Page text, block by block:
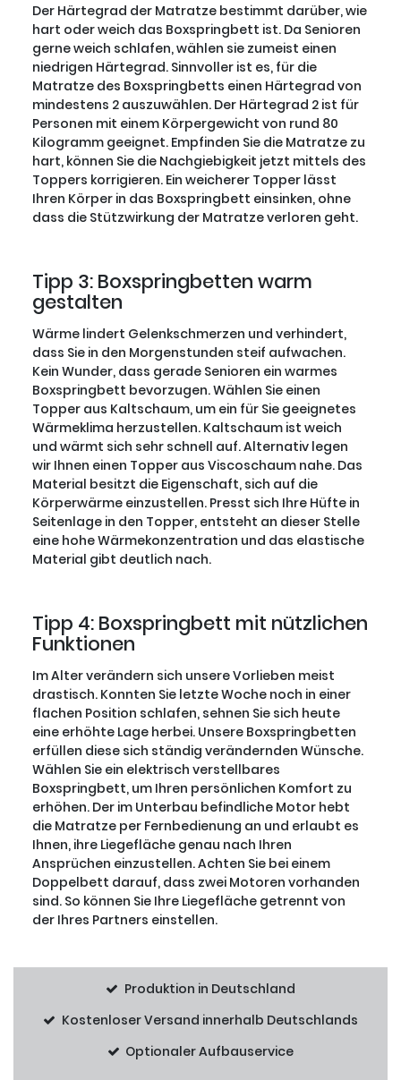
Der Härtegrad der Matratze bestimmt darüber, wie
hart oder weich das Boxspringbett ist. Da Senioren
gerne weich schlafen, wählen sie zumeist einen
niedrigen Härtegrad. Sinnvoller ist es, für die
Matratze des Boxspringbetts einen Härtegrad von
mindestens 2 auszuwählen. Der Härtegrad 2 ist für
Personen mit einem Körpergewicht von rund 80
Kilogramm geeignet. Empfinden Sie die Matratze zu
hart, können Sie die Nachgiebigkeit jetzt mittels des
Toppers korrigieren. Ein weicherer Topper lässt
Ihren Körper in das Boxspringbett einsinken, ohne
dass die Stützwirkung der Matratze verloren geht.
Tipp 3: Boxspringbetten warm
gestalten
Wärme lindert Gelenkschmerzen und verhindert,
dass Sie in den Morgenstunden steif aufwachen.
Kein Wunder, dass gerade Senioren ein warmes
Boxspringbett bevorzugen. Wählen Sie einen
Topper aus Kaltschaum, um ein für Sie geeignetes
Wärmeklima herzustellen. Kaltschaum ist weich
und wärmt sich sehr schnell auf. Alternativ legen
wir Ihnen einen Topper aus Viscoschaum nahe. Das
Material besitzt die Eigenschaft, sich auf die
Körperwärme einzustellen. Presst sich Ihre Hüfte in
Seitenlage in den Topper, entsteht an dieser Stelle
eine hohe Wärmekonzentration und das elastische
Material gibt deutlich nach.
Tipp 4: Boxspringbett mit nützlichen
Funktionen
Im Alter verändern sich unsere Vorlieben meist
drastisch. Konnten Sie letzte Woche noch in einer
flachen Position schlafen, sehnen Sie sich heute
eine erhöhte Lage herbei. Unsere Boxspringbetten
erfüllen diese sich ständig verändernden Wünsche.
Wählen Sie ein elektrisch verstellbares
Boxspringbett, um Ihren persönlichen Komfort zu
erhöhen. Der im Unterbau befindliche Motor hebt
die Matratze per Fernbedienung an und erlaubt es
Ihnen, ihre Liegefläche genau nach Ihren
Ansprüchen einzustellen. Achten Sie bei einem
Doppelbett darauf, dass zwei Motoren vorhanden
sind. So können Sie Ihre Liegefläche getrennt von
der Ihres Partners einstellen.
Produktion in Deutschland
Kostenloser Versand innerhalb Deutschlands
Optionaler Aufbauservice